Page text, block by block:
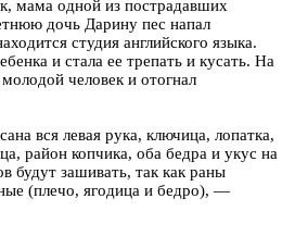
мама одной из пострадавших
дочь Дарину пес напал
студия английского языка.
и стала ее трепать и кусать. На
человек и отогнал
вся левая рука, ключица, лопатка,
район копчика, оба бедра и укус на
будут зашивать, так как раны
(плечо, ягодица и бедро), —